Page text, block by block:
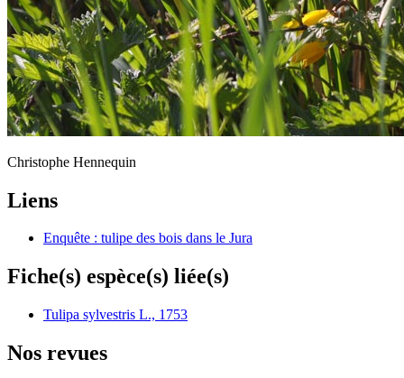
Christophe Hennequin
Liens
Enquête : tulipe des bois dans le Jura
Fiche(s) espèce(s) liée(s)
Tulipa sylvestris L., 1753
Nos revues